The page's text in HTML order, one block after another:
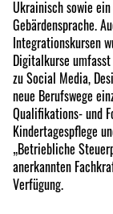
Ukrainisch sowie
Gebärdensprache.
Integrationskursen
Digitalkurse
zu Social Media,
neue Berufswege
Qualifikations- und
Kindertagespflege
„Betriebliche
anerkannten
Verfügung.